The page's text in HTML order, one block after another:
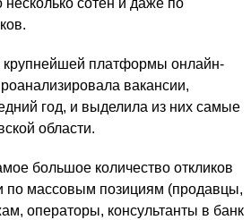
платформы онлайн-
вакансии,
год, и выделила из них самые
области.
большое количество откликов
по массовым позициям (продавцы,
операторы, консультанты в банк